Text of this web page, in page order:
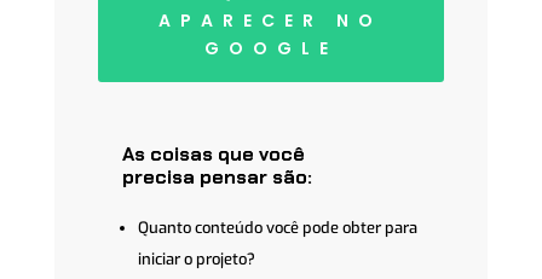
APARECER NO
GOOGLE
As coisas que você
precisa pensar são:
Quanto conteúdo você pode obter para
iniciar o projeto?